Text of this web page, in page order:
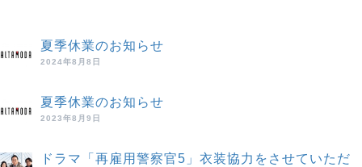
夏季休業のお知らせ
2024年8月8日
夏季休業のお知らせ
2023年8月9日
ドラマ「再雇用警察官5」衣装協力をさせていただ